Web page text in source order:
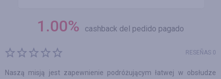
1.00% cashback del pedido pagado
RESEÑAS 0
Naszą misją jest zapewnienie podróżującym łatwej w obsłudze